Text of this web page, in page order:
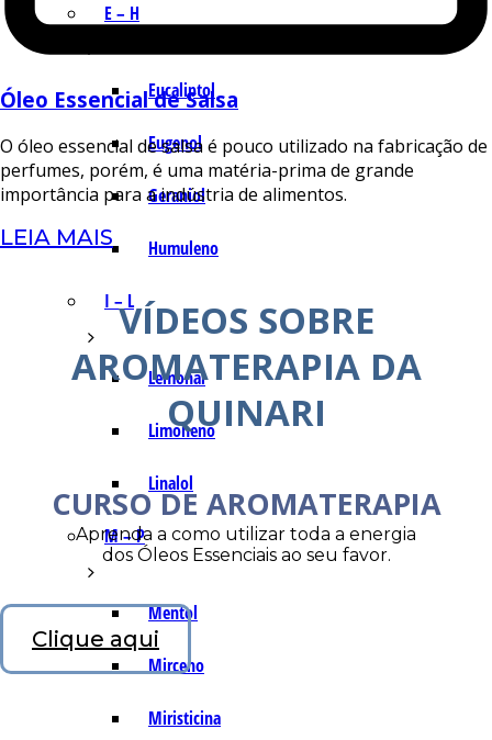
E – H
Eucaliptol
Eugenol
Geraniol
Humuleno
I – L
Lemonal
Limoneno
Linalol
M – P
Mentol
Mirceno
Miristicina
Óleo Essencial de Salsa
O óleo essencial de salsa é pouco utilizado na fabricação de
perfumes, porém, é uma matéria-prima de grande
importância para a indústria de alimentos.
LEIA MAIS
VÍDEOS SOBRE
AROMATERAPIA DA
QUINARI
CURSO DE AROMATERAPIA
Aprenda a como utilizar toda a energia
dos Óleos Essenciais ao seu favor.
Clique aqui